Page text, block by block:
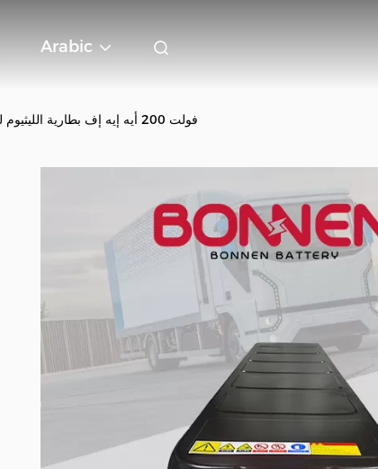
Arabic
360 فولت 200 أيه إيه إف بطارية الليثيوم للسيارات الكهربائية بنك الطاقة للسيارات التجارية الكهربائية